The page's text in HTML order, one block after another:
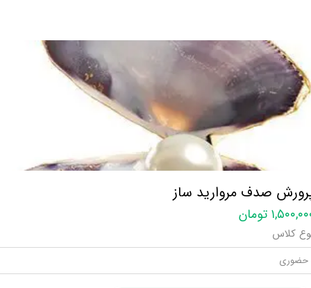
صدف مروارید ساز
تومان
کلاس
حضوری